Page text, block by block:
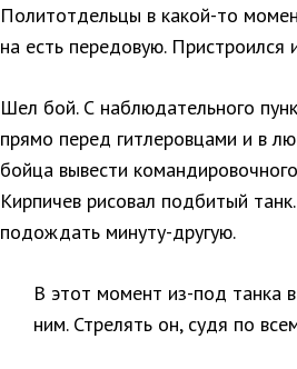
Политотдельцы в какой-то
на есть передовую. Пристроился
Шел бой. С наблюдательного
прямо перед гитлеровцами и в
бойца вывести
Кирпичев рисовал подбитый
подождать минуту-другую.
В этот момент из-под танка
ним. Стрелять он, судя по